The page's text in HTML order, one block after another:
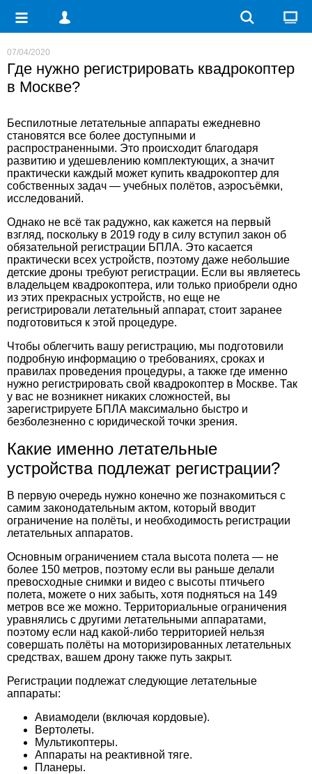
07/04/2020
Где нужно регистрировать квадрокоптер
в Москве?
Беспилотные летательные аппараты ежедневно
становятся все более доступными и
распространенными. Это происходит благодаря
развитию и удешевлению комплектующих, а значит
практически каждый может купить квадрокоптер для
собственных задач — учебных полётов, аэросъёмки,
исследований.
Однако не всё так радужно, как кажется на первый
взгляд, поскольку в 2019 году в силу вступил закон об
обязательной регистрации БПЛА. Это касается
практически всех устройств, поэтому даже небольшие
детские дроны требуют регистрации. Если вы являетесь
владельцем квадрокоптера, или только приобрели одно
из этих прекрасных устройств, но еще не
регистрировали летательный аппарат, стоит заранее
подготовиться к этой процедуре.
Чтобы облегчить вашу регистрацию, мы подготовили
подробную информацию о требованиях, сроках и
правилах проведения процедуры, а также где именно
нужно регистрировать свой квадрокоптер в Москве. Так
у вас не возникнет никаких сложностей, вы
зарегистрируете БПЛА максимально быстро и
безболезненно с юридической точки зрения.
Какие именно летательные
устройства подлежат регистрации?
В первую очередь нужно конечно же познакомиться с
самим законодательным актом, который вводит
ограничение на полёты, и необходимость регистрации
летательных аппаратов.
Основным ограничением стала высота полета — не
более 150 метров, поэтому если вы раньше делали
превосходные снимки и видео с высоты птичьего
полета, можете о них забыть, хотя подняться на 149
метров все же можно. Территориальные ограничения
уравнялись с другими летательными аппаратами,
поэтому если над какой-либо территорией нельзя
совершать полёты на моторизированных летательных
средствах, вашем дрону также путь закрыт.
Регистрации подлежат следующие летательные
аппараты:
Авиамодели (включая кордовые).
Вертолеты.
Мультикоптеры.
Аппараты на реактивной тяге.
Планеры.